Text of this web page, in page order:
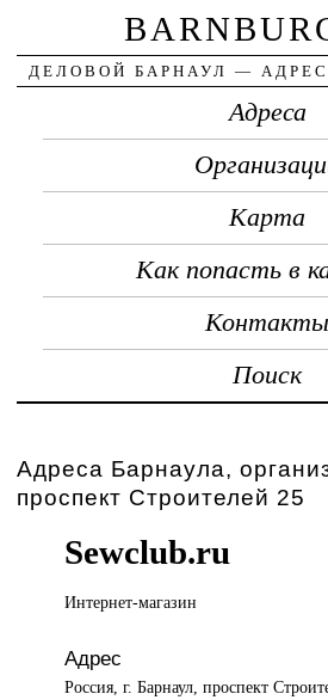
ДЕЛОВОЙ БАРНАУЛ —
Адреса
Карта
Как попасть в
Контакты
Поиск
Адреса Барнаула,
проспект Строителей 25
Sewclub.ru
Интернет-магазин
Адрес
Россия, г. Барнаул, проспект